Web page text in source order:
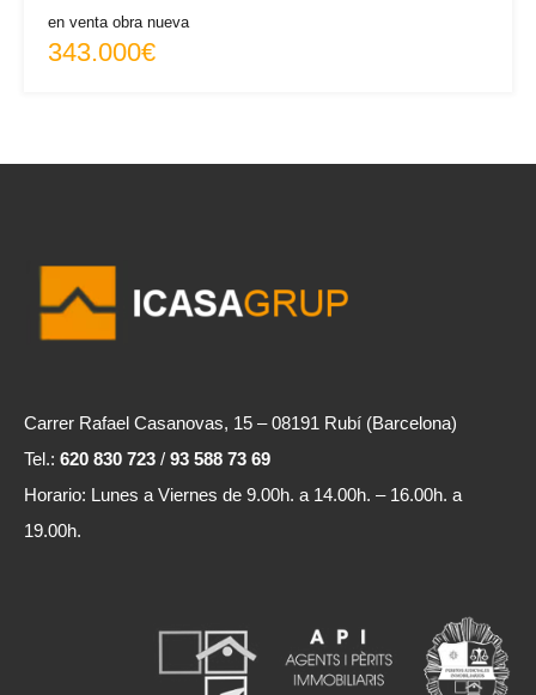
en venta obra nueva
343.000€
Carrer Rafael Casanovas, 15 – 08191 Rubí (Barcelona)
Tel.: 620 830 723 / 93 588 73 69
Horario: Lunes a Viernes de 9.00h. a 14.00h. – 16.00h. a
19.00h.